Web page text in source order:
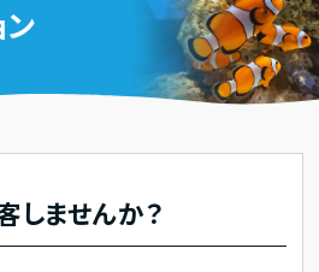
ン
しませんか？